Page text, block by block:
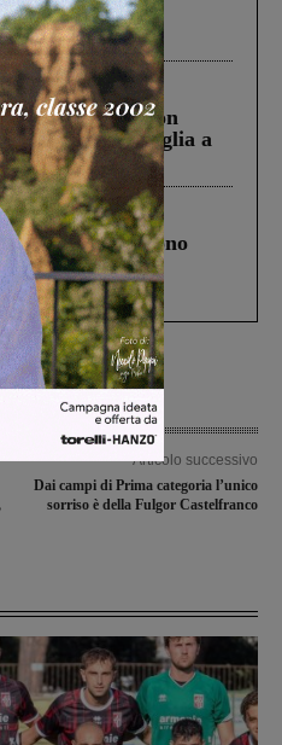
d’Italia: “Un
di Castiglion
ucciso la figlia a
A1 in cui morirono
Lo schianto, il
fra tir....
Articolo successivo
Dai campi di Prima categoria l’unico
sorriso è della Fulgor Castelfranco